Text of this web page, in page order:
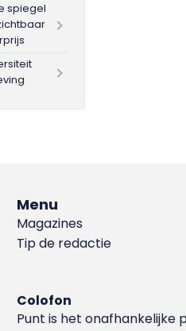
spiegel
Menu
Magazines
Tip de redactie
Colofon
Punt is het onafhankelijke